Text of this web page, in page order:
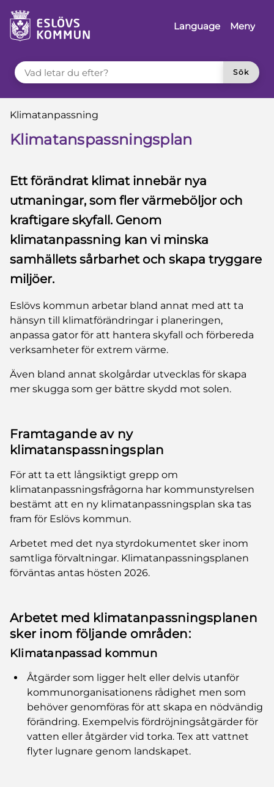
till innehåll
till sidomeny
Language
Meny
VAD LETAR DU EFTER?
Sök
Du är här:
Klimatanpassning
Klimatanspassningsplan
Ett förändrat klimat innebär nya
utmaningar, som fler värmeböljor och
kraftigare skyfall. Genom
klimatanpassning kan vi minska
samhällets sårbarhet och skapa tryggare
miljöer.
Eslövs kommun arbetar bland annat med att ta
hänsyn till klimatförändringar i planeringen,
anpassa gator för att hantera skyfall och förbereda
verksamheter för extrem värme.
Även bland annat skolgårdar utvecklas för skapa
mer skugga som ger bättre skydd mot solen.
Framtagande av ny
klimatanspassningsplan
För att ta ett långsiktigt grepp om
klimatanpassningsfrågorna har kommunstyrelsen
bestämt att en ny klimatanpassningsplan ska tas
fram för Eslövs kommun.
Arbetet med det nya styrdokumentet sker inom
samtliga förvaltningar. Klimatanpassningsplanen
förväntas antas hösten 2026.
Arbetet med klimatanpassningsplanen
sker inom följande områden:
Klimatanpassad kommun
Åtgärder som ligger helt eller delvis utanför
kommunorganisationens rådighet men som
behöver genomföras för att skapa en nödvändig
förändring. Exempelvis fördröjningsåtgärder för
vatten eller åtgärder vid torka. Tex att vattnet
flyter lugnare genom landskapet.